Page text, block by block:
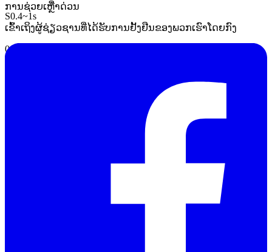
S0.4~1s
0.8
ການຊ່ວຍເຫຼືໍາດ່ວນ
ເຂົ້າເຖິງຜູ້ຊ່ຽວຊານທີ່ໄດ້ຮັບການຢັ້ງຢືນຂອງພວກເຮົາໂດຍກົງ